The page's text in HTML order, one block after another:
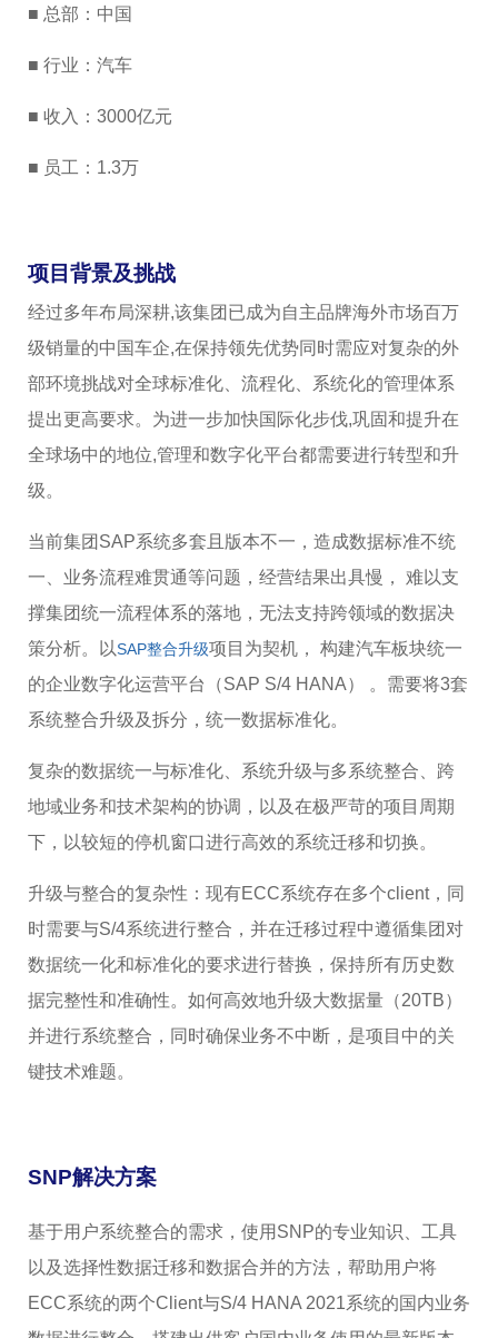
■ 总部：中国
■ 行业：汽车
■ 收入：3000亿元
■ 员工：1.3万
项目背景及挑战
经过多年布局深耕,该集团已成为自主品牌海外市场百万
级销量的中国车企,在保持领先优势同时需应对复杂的外
部环境挑战对全球标准化、流程化、系统化的管理体系
提出更高要求。为进一步加快国际化步伐,巩固和提升在
全球场中的地位,管理和数字化平台都需要进行转型和升
级。
当前集团SAP系统多套且版本不一，造成数据标准不统
一、业务流程难贯通等问题，经营结果出具慢， 难以支
撑集团统一流程体系的落地，无法支持跨领域的数据决
策分析。以SAP整合升级项目为契机， 构建汽车板块统一
的企业数字化运营平台（SAP S/4 HANA） 。需要将3套
系统整合升级及拆分，统一数据标准化。
复杂的数据统一与标准化、系统升级与多系统整合、跨
地域业务和技术架构的协调，以及在极严苛的项目周期
下，以较短的停机窗口进行高效的系统迁移和切换。
升级与整合的复杂性：现有ECC系统存在多个client，同
时需要与S/4系统进行整合，并在迁移过程中遵循集团对
数据统一化和标准化的要求进行替换，保持所有历史数
据完整性和准确性。如何高效地升级大数据量（20TB）
并进行系统整合，同时确保业务不中断，是项目中的关
键技术难题。
SNP解决方案
基于用户系统整合的需求，使用SNP的专业知识、工具
以及选择性数据迁移和数据合并的方法，帮助用户将
ECC系统的两个Client与S/4 HANA 2021系统的国内业务